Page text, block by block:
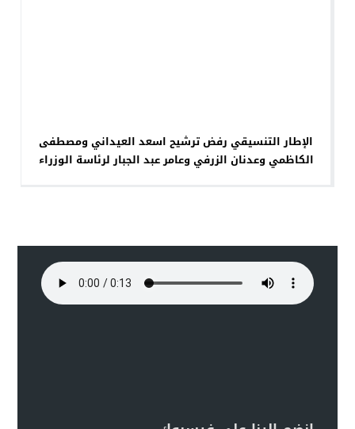
الإطار التنسيقي رفض ترشيح اسعد العيداني ومصطفى
الكاظمي وعدنان الزرفي وعامر عبد الجبار لرئاسة الوزراء